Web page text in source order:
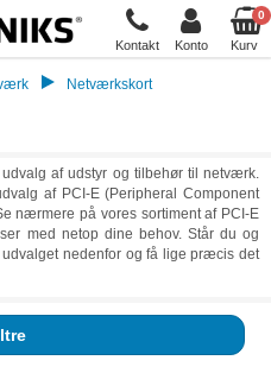
Kontakt Konto
0
Kurv
Netværkskort
af udstyr og tilbehør til netværk.
af PCI-E (Peripheral Component
nærmere på vores sortiment af PCI-E
med netop dine behov. Står du og
nedenfor og få lige præcis det